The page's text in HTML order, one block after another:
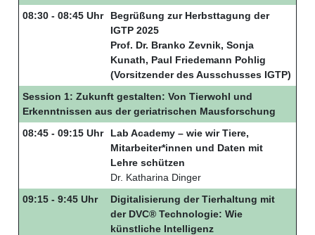
08:30 - 08:45 Uhr
Begrüßung zur Herbsttagung der
IGTP 2025
Prof. Dr. Branko Zevnik, Sonja
Kunath, Paul Friedemann Pohlig
(Vorsitzender des Ausschusses IGTP)
Session 1: Zukunft gestalten: Von Tierwohl und
Erkenntnissen aus der geriatrischen Mausforschung
08:45 - 09:15 Uhr
Lab Academy – wie wir Tiere,
Mitarbeiter*innen und Daten mit
Lehre schützen
Dr. Katharina Dinger
09:15 - 9:45 Uhr
Digitalisierung der Tierhaltung mit
der DVC® Technologie: Wie
künstliche Intelligenz